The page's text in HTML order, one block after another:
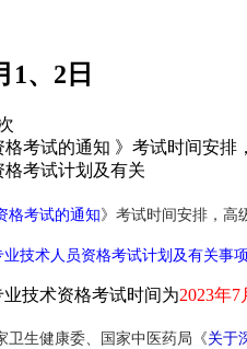
1、2日
考试的通知 》考试时间安
格考试计划及有关
格考试的通知》考试时间安排，高
技术人员资格考试计划及有关事
技术资格考试时间为2023年7
卫生健康委、国家中医药局《关于